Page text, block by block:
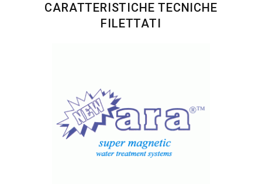
CARATTERISTICHE TECNICHE
FILETTATI